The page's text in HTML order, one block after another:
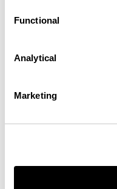
Functional
Analytical
Marketing